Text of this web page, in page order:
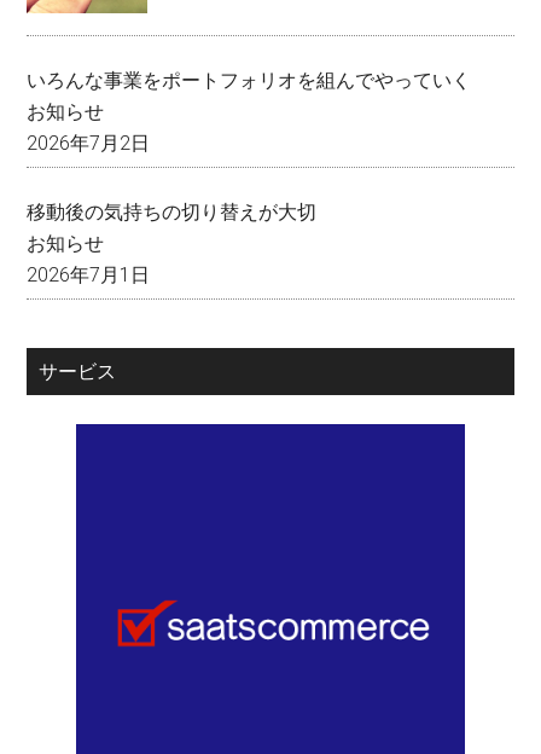
いろんな事業をポートフォリオを組んでやっていく
お知らせ
2026年7月2日
移動後の気持ちの切り替えが大切
お知らせ
2026年7月1日
サービス